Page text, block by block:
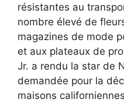
résistantes au
nombre élevé de
magazines de mode
et aux plateaux de
Jr. a rendu la star de
demandée pour la
maisons